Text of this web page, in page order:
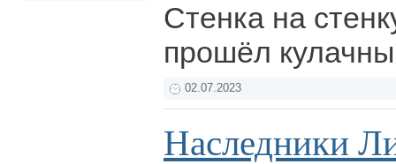
Стенка на
прошёл
02.07.2023
Наследники